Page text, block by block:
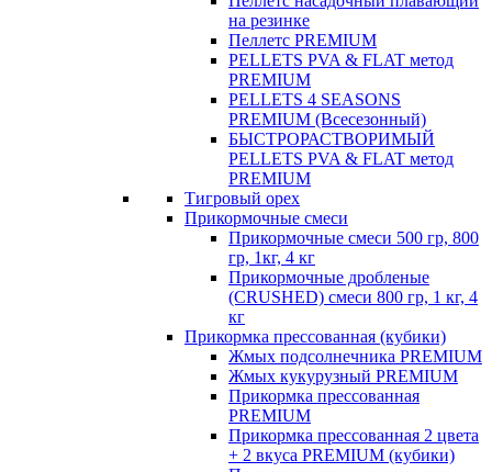
на резинке
Пеллетс PREMIUM
PELLETS PVA & FLAT метод
PREMIUM
PELLETS 4 SEASONS
PREMIUM (Всесезонный)
БЫСТРОРАСТВОРИМЫЙ
PELLETS PVA & FLAT метод
PREMIUM
Тигровый орех
Прикормочные смеси
Прикормочные смеси 500 гр, 800
гр, 1кг, 4 кг
Прикормочные дробленые
(CRUSHED) смеси 800 гр, 1 кг, 4
кг
Прикормка прессованная (кубики)
Жмых подсолнечника PREMIUM
Жмых кукурузный PREMIUM
Прикормка прессованная
PREMIUM
Прикормка прессованная 2 цвета
+ 2 вкуса PREMIUM (кубики)